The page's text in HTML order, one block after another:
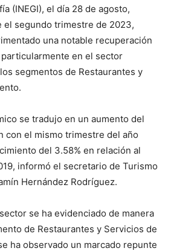
(INEGI), el día 28 de agosto,
el segundo trimestre de 2023,
una notable recuperación
en el sector
segmentos de Restaurantes y
se tradujo en un aumento del
con el mismo trimestre del año
del 3.58% en relación al
informó el secretario de Turismo
Hernández Rodríguez.
se ha evidenciado de manera
de Restaurantes y Servicios de
ha observado un marcado repunte